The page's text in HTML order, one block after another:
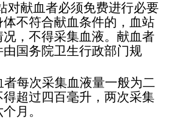
对献血者必须免费进行必要
不符合献血条件的，血站
，不得采集血液。献血者
国务院卫生行政部门规
者每次采集血液量一般为二
超过四百毫升，两次采集
月。